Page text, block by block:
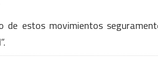
de estos movimientos